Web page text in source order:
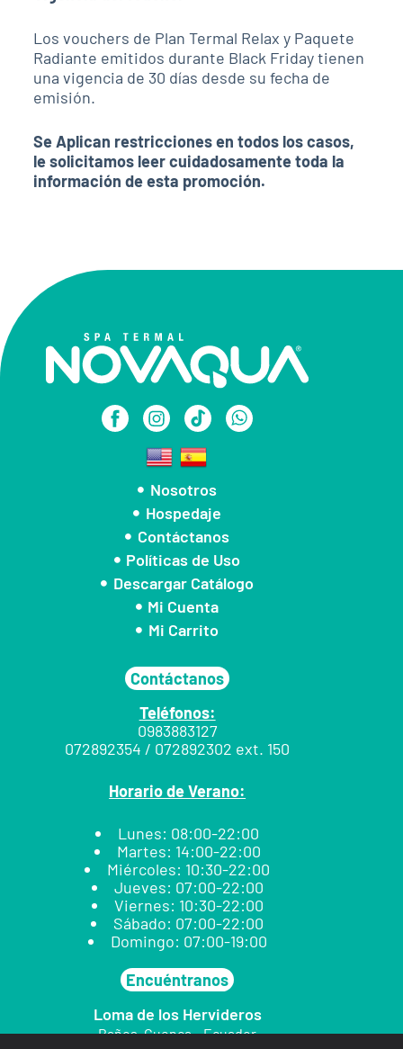
Los vouchers de Plan Termal Relax y Paquete
Radiante emitidos durante Black Friday tienen
una vigencia de 30 días desde su fecha de
emisión.
Se Aplican restricciones en todos los casos,
le solicitamos leer cuidadosamente toda la
información de esta promoción.
Nosotros
Hospedaje
Contáctanos
Políticas de Uso
Descargar Catálogo
Mi Cuenta
Mi Carrito
Contáctanos
Teléfonos:
0983883127
072892354 / 072892302 ext. 150
Horario de Verano:
Lunes: 08:00-22:00
Martes: 14:00-22:00
Miércoles: 10:30-22:00
Jueves: 07:00-22:00
Viernes: 10:30-22:00
Sábado: 07:00-22:00
Domingo: 07:00-19:00
Encuéntranos
Loma de los Hervideros
Baños. Cuenca – Ecuador